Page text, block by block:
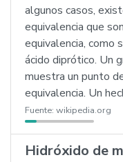
algunos casos,
equivalencia que
equivalencia, como
ácido diprótico. Un
muestra un punto
equivalencia. Un
Fuente: wikipedia.org
Hidróxido de